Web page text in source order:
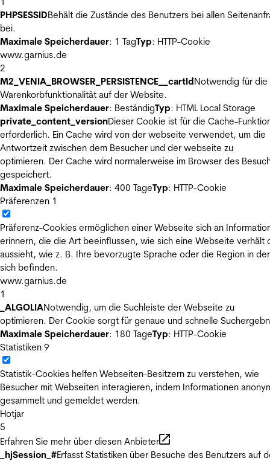
PHPSESSIDBehält die Zustände des Benutzers bei allen
bei.
Maximale Speicherdauer: 1 TagTyp: HTTP-Cookie
www.garnius.de
2
M2_VENIA_BROWSER_PERSISTENCE__cartIdNotwendig für die
Warenkorbfunktionalität auf der Website.
Maximale Speicherdauer: BeständigTyp: HTML Local Storage
private_content_versionDieser Cookie ist für die Cache-
erforderlich. Ein Cache wird von der webseite verwendet, um die
Antwortzeit zwischen dem Besucher und der webseite zu
optimieren. Der Cache wird normalerweise im Browser des
gespeichert.
Maximale Speicherdauer: 400 TageTyp: HTTP-Cookie
Präferenzen 1
Präferenz-Cookies ermöglichen einer Webseite sich an
erinnern, die die Art beeinflussen, wie sich eine Webseite verhält
aussieht, wie z. B. Ihre bevorzugte Sprache oder die Region in
sich befinden.
www.garnius.de
1
_ALGOLIANotwendig, um die Suchleiste der Webseite zu
optimieren. Der Cookie sorgt für genaue und schnelle
Maximale Speicherdauer: 180 TageTyp: HTTP-Cookie
Statistiken 9
Statistik-Cookies helfen Webseiten-Besitzern zu verstehen, wie
Besucher mit Webseiten interagieren, indem Informationen
gesammelt und gemeldet werden.
Hotjar
5
Erfahren Sie mehr über diesen Anbieter
_hjSession_#Erfasst Statistiken über Besuche des Benutzers auf